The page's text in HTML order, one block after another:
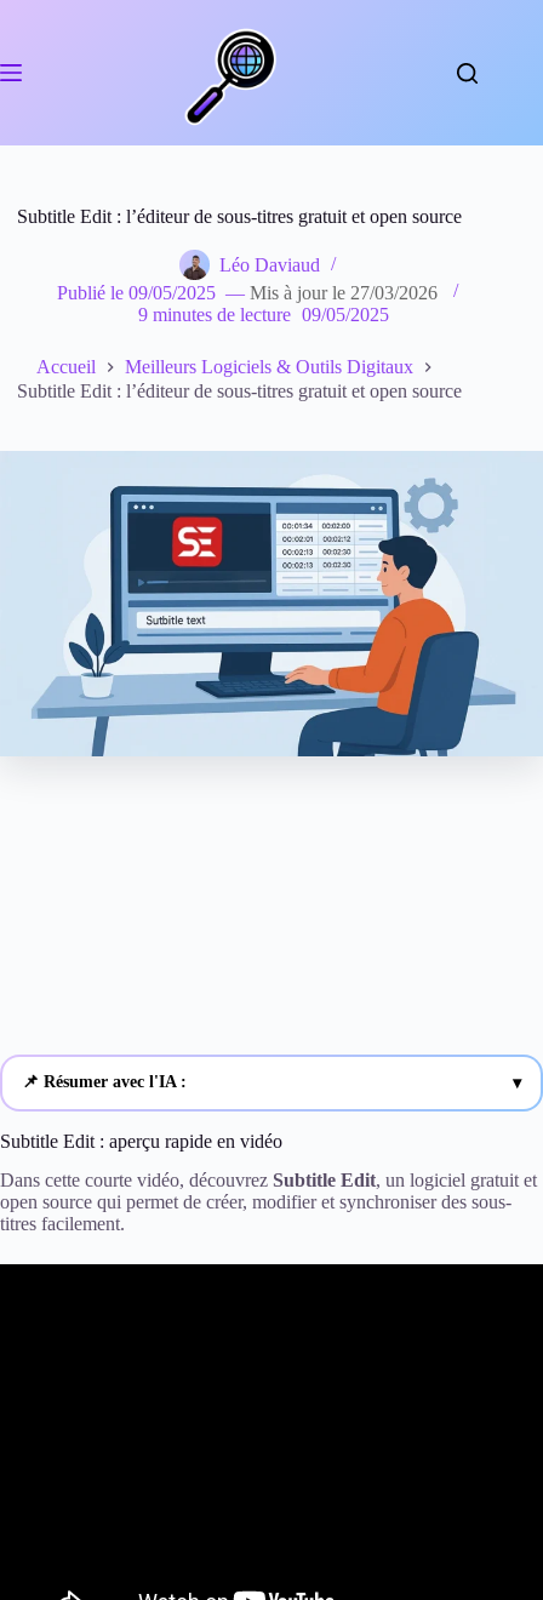
Subtitle Edit : l’éditeur de sous-titres gratuit et open source
Léo Daviaud
Publié le 09/05/2025 —Mis à jour le 27/03/2026
9 minutes de lecture 09/05/2025
Accueil
Meilleurs Logiciels & Outils Digitaux
Subtitle Edit : l’éditeur de sous-titres gratuit et open source
📌 Résumer avec l'IA :
ChatGPT
Gemini
Subtitle Edit : aperçu rapide en vidéo
Dans cette courte vidéo, découvrez Subtitle Edit, un logiciel gratuit et
open source qui permet de créer, modifier et synchroniser des sous-
titres facilement.